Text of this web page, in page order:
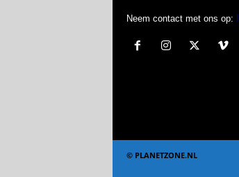
Neem contact met ons op:
© PLANETZONE.NL